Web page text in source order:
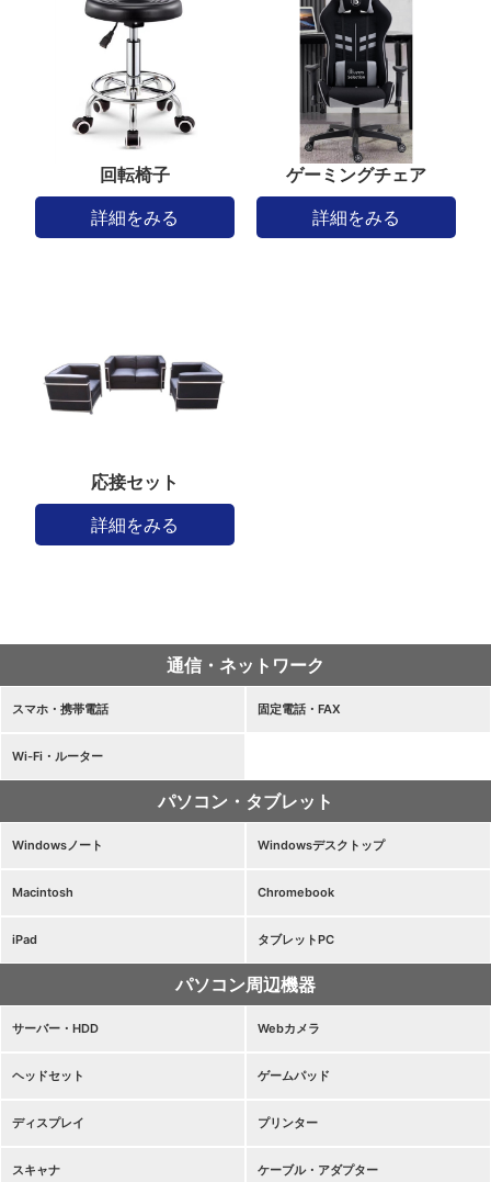
回転椅子
詳細をみる
ゲーミングチェア
詳細をみる
応接セット
詳細をみる
通信・ネットワーク
スマホ・携帯電話 固定電話・FAX
Wi-Fi・ルーター
パソコン・タブレット
Windowsノート Windowsデスクトップ
Macintosh Chromebook
iPad タブレットPC
パソコン周辺機器
サーバー・HDD Webカメラ
ヘッドセット ゲームパッド
ディスプレイ プリンター
スキャナ ケーブル・アダプター